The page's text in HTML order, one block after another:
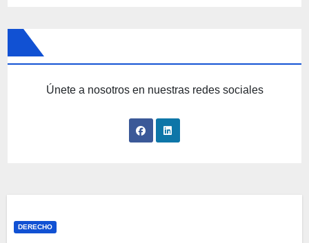
Únete a nosotros en nuestras redes sociales
DERECHO